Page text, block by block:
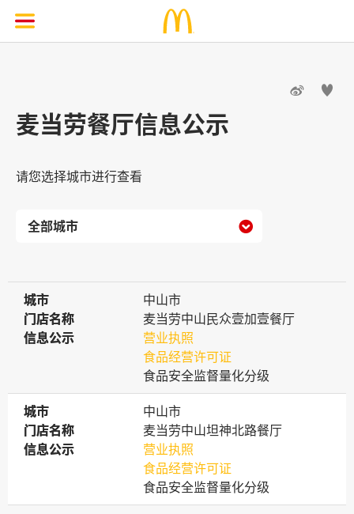
 
麦当劳餐厅信息公示
请您选择城市进行查看

城市
城市
中山市
门店名称
门店名称
麦当劳中山民众壹加壹餐厅
信息公示
信息公示
营业执照
食品经营许可证
食品安全监督量化分级
城市
城市
中山市
门店名称
门店名称
麦当劳中山坦神北路餐厅
信息公示
信息公示
营业执照
食品经营许可证
食品安全监督量化分级